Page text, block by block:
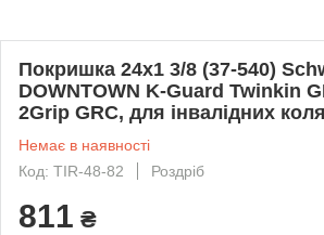
Покришка 24x1 3/8 (37-540)
DOWNTOWN K-Guard Twinkin
2Grip GRC, для інвалідних
Немає в наявності
Код: TIR-48-82
Роздріб
811 ₴